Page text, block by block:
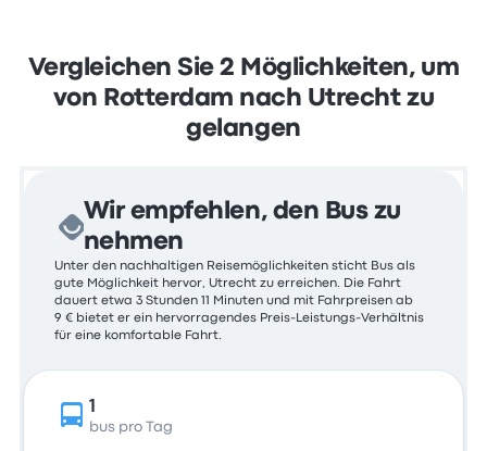
Vergleichen Sie 2 Möglichkeiten, um
von Rotterdam nach Utrecht zu
gelangen
Wir empfehlen, den Bus zu
nehmen
Unter den nachhaltigen Reisemöglichkeiten sticht Bus als
gute Möglichkeit hervor, Utrecht zu erreichen. Die Fahrt
dauert etwa 3 Stunden 11 Minuten und mit Fahrpreisen ab
9 € bietet er ein hervorragendes Preis-Leistungs-Verhältnis
für eine komfortable Fahrt.
1
bus pro Tag